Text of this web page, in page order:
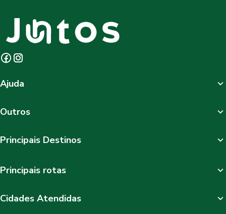
Ajuda
Outros
Principais Destinos
Principais rotas
Cidades Atendidas